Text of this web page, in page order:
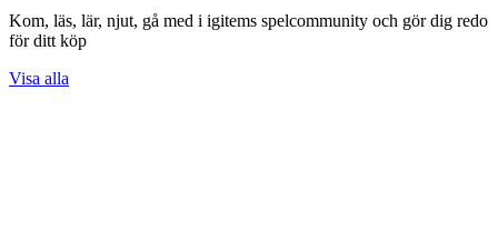
Kom, läs, lär, njut, gå med i igitems spelcommunity och gör dig redo
för ditt köp
Visa alla